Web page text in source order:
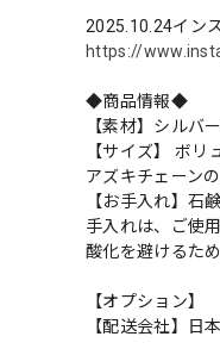
2025.10.24イン
https://
◆商品情報◆
【素材】シルバ
【サイズ】 ボ
アズキチェーン
【お手入れ】石
手入れは、ご使
酸化を避けるた
【オプション】
【配送会社】日